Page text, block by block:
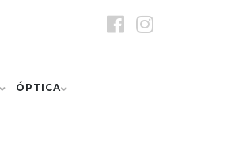
ÓPTICA